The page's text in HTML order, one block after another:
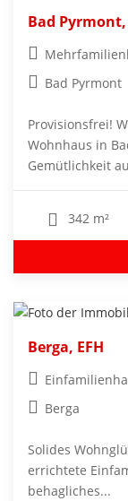
Bad
Bad Pyrmont
Provisionsfrei!
Wohnhaus in
Gemütlichkeit
342 m²
Berga, EFH
Berga
Solides
errichtete
behagliches...